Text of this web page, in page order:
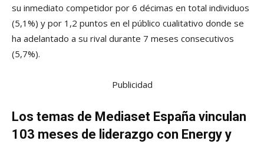
su inmediato competidor por 6 décimas en total individuos
(5,1%) y por 1,2 puntos en el público cualitativo donde se
ha adelantado a su rival durante 7 meses consecutivos
(5,7%).
Publicidad
Los temas de Mediaset España vinculan
103 meses de liderazgo con Energy y